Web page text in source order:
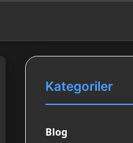
Kategoriler
Blog